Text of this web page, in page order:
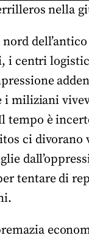
nella
i centri
i miliziani
tempo è
ci
tentare di